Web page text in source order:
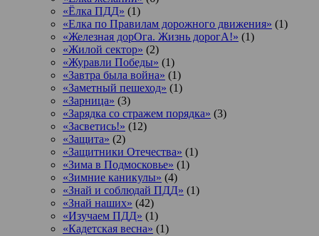
«Ёлка ПДД» (1)
«Елка по Правилам дорожного движения» (1)
«Железная дорОга. Жизнь дорогА!» (1)
«Жилой сектор» (2)
«Журавли Победы» (1)
«Завтра была война» (1)
«Заметный пешеход» (1)
«Зарница» (3)
«Зарядка со стражем порядка» (3)
«Засветись!» (12)
«Защита» (2)
«Защитники Отечества» (1)
«Зима в Подмосковье» (1)
«Зимние каникулы» (4)
«Знай и соблюдай ПДД» (1)
«Знай наших» (42)
«Изучаем ПДД» (1)
«Кадетская весна» (1)